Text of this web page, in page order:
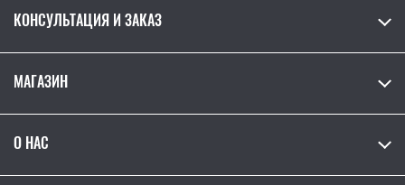
КОНСУЛЬТАЦИЯ И ЗАКАЗ
МАГАЗИН
О НАС